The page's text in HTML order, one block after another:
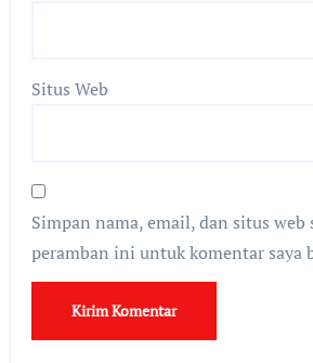
Situs Web
Simpan nama, email, dan situs web
peramban ini untuk komentar saya